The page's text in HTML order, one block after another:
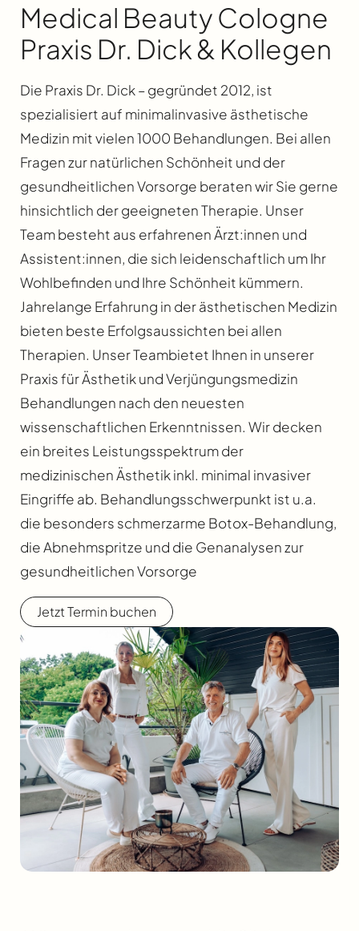
Medical Beauty Cologne
Praxis Dr. Dick & Kollegen
Die Praxis Dr. Dick – gegründet 2012, ist
spezialisiert auf minimalinvasive ästhetische
Medizin mit vielen 1000 Behandlungen. Bei allen
Fragen zur natürlichen Schönheit und der
gesundheitlichen Vorsorge beraten wir Sie gerne
hinsichtlich der geeigneten Therapie. Unser
Team besteht aus erfahrenen Ärzt:innen und
Assistent:innen, die sich leidenschaftlich um Ihr
Wohlbefinden und Ihre Schönheit kümmern.
Jahrelange Erfahrung in der ästhetischen Medizin
bieten beste Erfolgsaussichten bei allen
Therapien. Unser Teambietet Ihnen in unserer
Praxis für Ästhetik und Verjüngungsmedizin
Behandlungen nach den neuesten
wissenschaftlichen Erkenntnissen. Wir decken
ein breites Leistungsspektrum der
medizinischen Ästhetik inkl. minimal invasiver
Eingriffe ab. Behandlungsschwerpunkt ist u.a.
die besonders schmerzarme Botox-Behandlung,
die Abnehmspritze und die Genanalysen zur
gesundheitlichen Vorsorge
Jetzt Termin buchen